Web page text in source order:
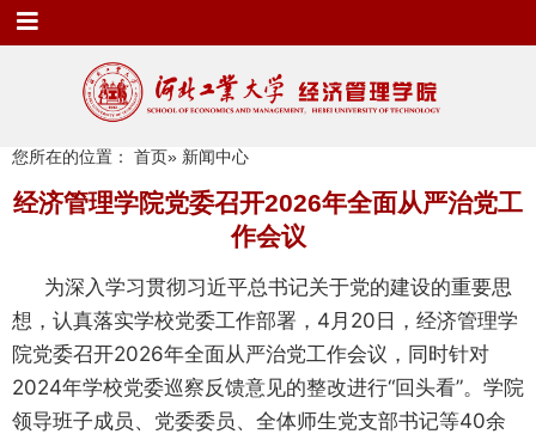
您所在的位置： 首页» 新闻中心
经济管理学院党委召开2026年全面从严治党工
作会议
为深入学习贯彻习近平总书记关于党的建设的重要思
想，认真落实学校党委工作部署， 4月20日，经济管理学
院党委召开2026年全面从严治党工作会议，同时针对
2024年学校党委巡察反馈意见的整改进行“回头看”。学院
领导班子成员、党委委员、全体师生党支部书记等40余